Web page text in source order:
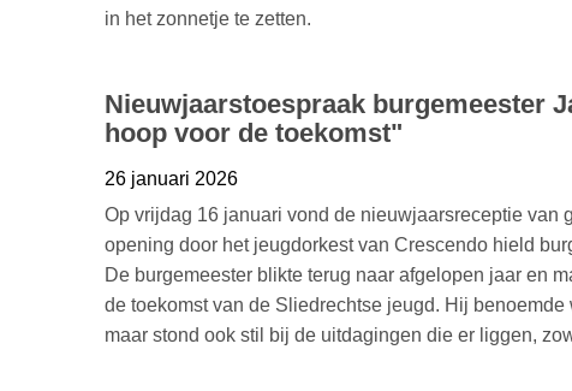
in het zonnetje te zetten.
Nieuwjaarstoespraak burgemeester
hoop voor de toekomst"
26 januari 2026
Op vrijdag 16 januari vond de nieuwjaarsreceptie van
opening door het jeugdorkest van Crescendo hield
De burgemeester blikte terug naar afgelopen jaar en
de toekomst van de Sliedrechtse jeugd. Hij
maar stond ook stil bij de uitdagingen die er liggen,